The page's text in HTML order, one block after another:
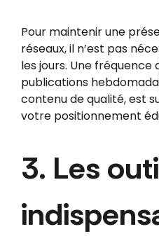
Pour maintenir une
réseaux, il n’est pas
les jours. Une fréquence
publications
contenu de qualité, est
votre positionnement
3. Les